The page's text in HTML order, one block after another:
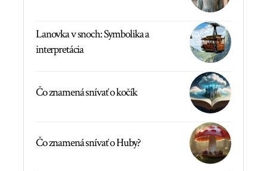
Lanovka v snoch: Symbolika a
interpretácia
Čo znamená snívať o kočík
Čo znamená snívať o Huby?